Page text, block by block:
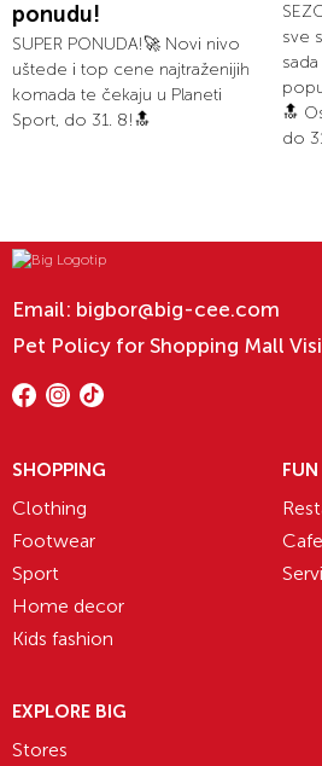
ponudu!
SUPER PONUDA!🚀 Novi nivo
uštede i top cene najtraženijih
komada te čekaju u Planeti
Sport, do 31. 8!🔝
sve
🔝
do
Email: bigbor@big-cee.com
Pet Policy for Shopping Mall
SHOPPING
Clothing
Footwear
Sport
Home decor
Kids fashion
FUN
EXPLORE BIG
Stores